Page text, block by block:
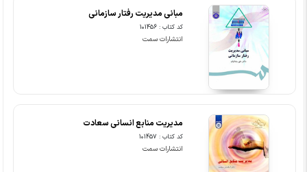
مبانی مدیریت رفتار سازمانی
کد کتاب : 101456
انتشارات سمت
مدیریت منابع انسانی سعادت
کد کتاب : 101457
انتشارات سمت